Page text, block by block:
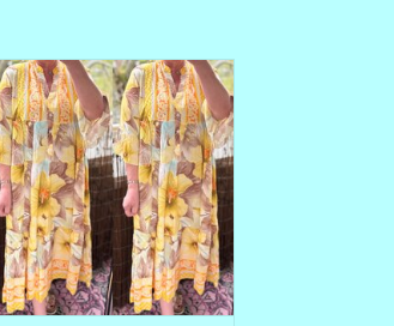
HEERLIJKE ZWIERIGE VISCOSE
JURKJES 118 CM LANG
OKSEL TOT OKSEL MET
KNOOPJES DICHT 65 CM HEUP
76 CM IK ADVISEER TOT 50
BOVEN TE DRAGEN MET
KNOOPJES IETS OPEN KAN T TOT
52 ONDER VALT DE JURK TOT 54
TOEVOEGEN AAN WINKELWAGEN